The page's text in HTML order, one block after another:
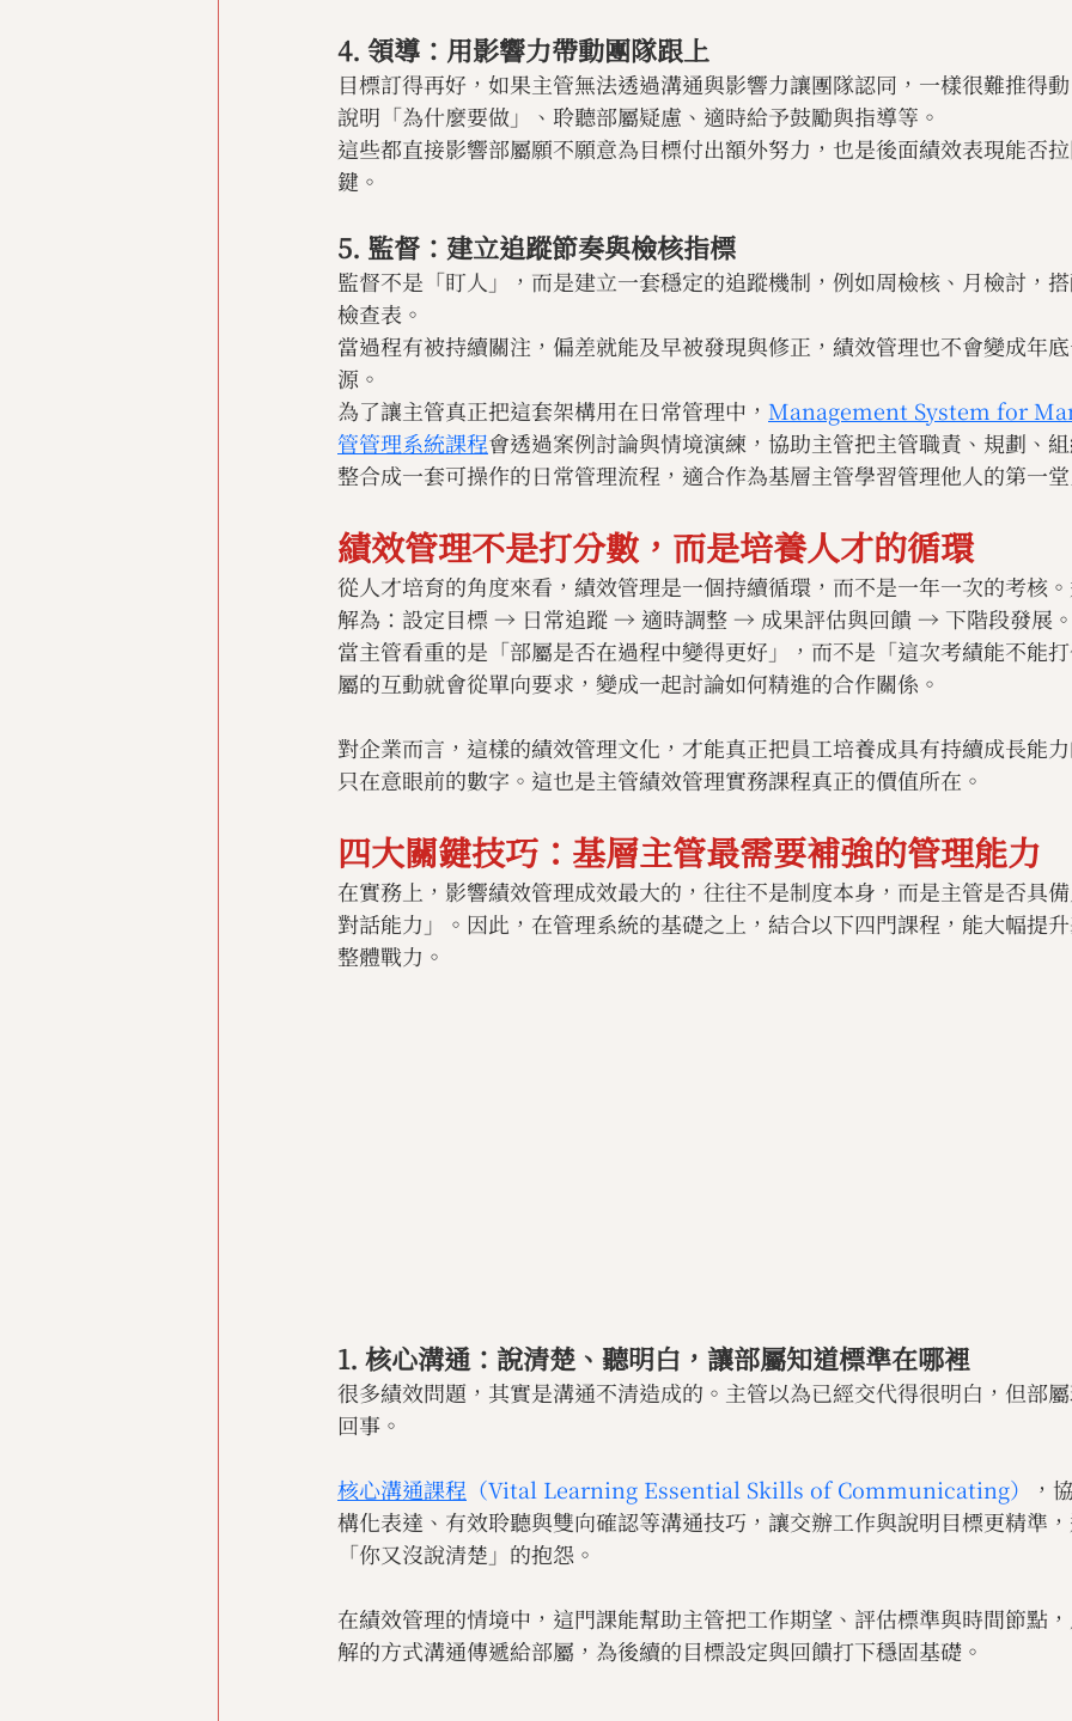
4. 領導：用影響力帶動團隊跟上
目標訂得再好，如果主管無法透過溝通與影響力讓團隊認同，一樣很難推得
說明「為什麼要做」、聆聽部屬疑慮、適時給予鼓勵與指導等。
這些都直接影響部屬願不願意為目標付出額外努力，也是後面績效表現能否
鍵。
5. 監督：建立追蹤節奏與檢核指標
監督不是「盯人」，而是建立一套穩定的追蹤機制，例如周檢核、月檢討，
檢查表。
當過程有被持續關注，偏差就能及早被發現與修正，績效管理也不會變成年
源。
為了讓主管真正把這套架構用在日常管理中， Management System for
管管理系統課程會透過案例討論與情境演練，協助主管把主管職責、規劃、
整合成一套可操作的日常管理流程，適合作為基層主管學習管理他人的第一
績效管理不是打分數，而是培養人才的循環
從人才培育的角度來看，績效管理是一個持續循環，而不是一年一次的考核
解為：設定目標 → 日常追蹤 → 適時調整 → 成果評估與回饋 → 下階段發展
當主管看重的是「部屬是否在過程中變得更好」，而不是「這次考績能不能
屬的互動就會從單向要求，變成一起討論如何精進的合作關係。
對企業而言，這樣的績效管理文化，才能真正把員工培養成具有持續成長能
只在意眼前的數字。這也是主管績效管理實務課程真正的價值所在。
四大關鍵技巧：基層主管最需要補強的管理能力
在實務上，影響績效管理成效最大的，往往不是制度本身，而是主管是否具
對話能力」。因此，在管理系統的基礎之上，結合以下四門課程，能大幅提
整體戰力。
1. 核心溝通：說清楚、聽明白，讓部屬知道標準在哪裡
很多績效問題，其實是溝通不清造成的。主管以為已經交代得很明白，但部
回事。
核心溝通課程 （Vital Learning Essential Skills of Communicating）
，
構化表達、有效聆聽與雙向確認等溝通技巧，讓交辦工作與說明目標更精準
「你又沒說清楚」的抱怨。
在績效管理的情境中，這門課能幫助主管把工作期望、評估標準與時間節點
解的方式溝通傳遞給部屬，為後續的目標設定與回饋打下穩固基礎。